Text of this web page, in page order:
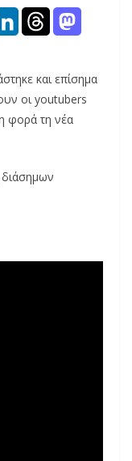
και επίσημα
οι youtubers
φορά τη νέα